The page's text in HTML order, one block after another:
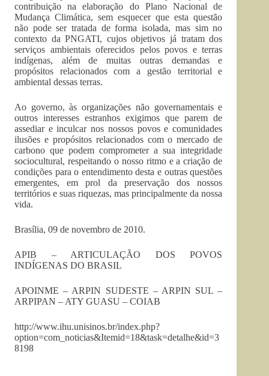
contribuição na elaboração do Plano Nacional de
Mudança Climática, sem esquecer que esta questão
não pode ser tratada de forma isolada, mas sim no
contexto da PNGATI, cujos objetivos já tratam dos
serviços ambientais oferecidos pelos povos e terras
indígenas, além de muitas outras demandas e
propósitos relacionados com a gestão territorial e
ambiental dessas terras.
Ao governo, às organizações não governamentais e
outros interesses estranhos exigimos que parem de
assediar e inculcar nos nossos povos e comunidades
ilusões e propósitos relacionados com o mercado de
carbono que podem comprometer a sua integridade
sociocultural, respeitando o nosso ritmo e a criação de
condições para o entendimento desta e outras questões
emergentes, em prol da preservação dos nossos
territórios e suas riquezas, mas principalmente da nossa
vida.
Brasília, 09 de novembro de 2010.
APIB – ARTICULAÇÃO DOS POVOS
INDÍGENAS DO BRASIL
APOINME – ARPIN SUDESTE – ARPIN SUL –
ARPIPAN – ATY GUASU – COIAB
http://www.ihu.unisinos.br/index.php?
option=com_noticias&Itemid=18&task=detalhe&id=3
8198